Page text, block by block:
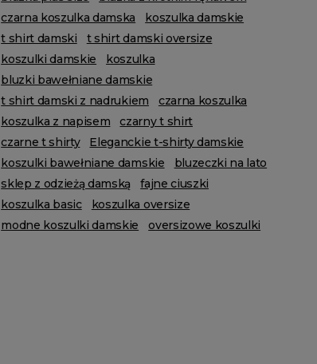
czarna koszulka damska
koszulka damskie
t shirt damski
t shirt damski oversize
koszulki damskie
koszulka
bluzki bawełniane damskie
t shirt damski z nadrukiem
czarna koszulka
koszulka z napisem
czarny t shirt
czarne t shirty
Eleganckie t-shirty damskie
koszulki bawełniane damskie
bluzeczki na lato
sklep z odzieżą damską
fajne ciuszki
koszulka basic
koszulka oversize
modne koszulki damskie
oversizowe koszulki